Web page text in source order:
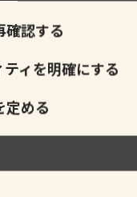
確認する
ィを明確にする
定める